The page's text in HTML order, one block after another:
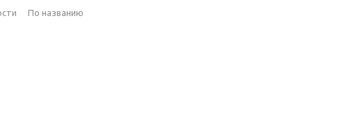
По названию